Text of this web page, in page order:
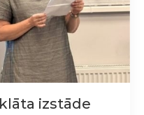
izstāde